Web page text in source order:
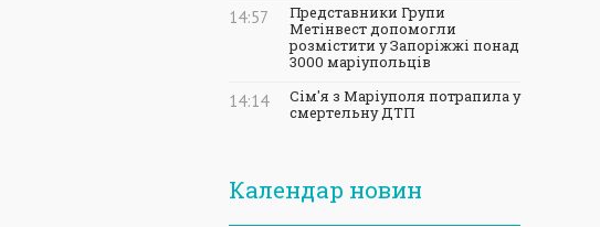
14:57
Представники Групи
Метінвест допомогли
розмістити у Запоріжжі понад
3000 маріупольців
14:14
Сім'я з Маріуполя потрапила у
смертельну ДТП
Календар новин